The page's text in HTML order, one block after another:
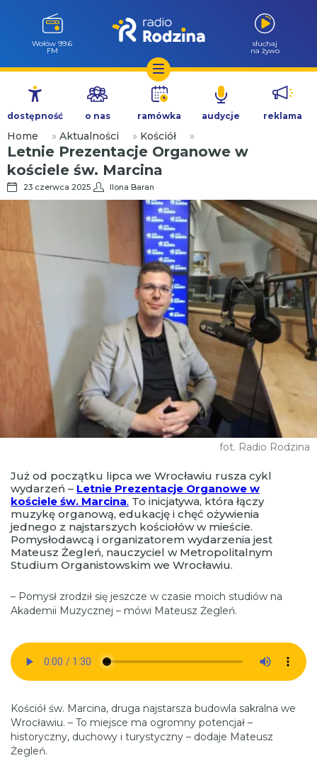
Przejdź
treści
Wołów 99.6
FM
słuchaj
na żywo
dostępność o nas ramówka audycje reklama
Home » Aktualności » Kościół »
Letnie Prezentacje Organowe w
kościele św. Marcina
23 czerwca 2025 Ilona Baran
fot. Radio Rodzina
Już od początku lipca we Wrocławiu rusza cykl
wydarzeń – Letnie Prezentacje Organowe w
kościele św. Marcina. To inicjatywa, która łączy
muzykę organową, edukację i chęć ożywienia
jednego z najstarszych kościołów w mieście.
Pomysłodawcą i organizatorem wydarzenia jest
Mateusz Żegleń, nauczyciel w Metropolitalnym
Studium Organistowskim we Wrocławiu.
– Pomysł zrodził się jeszcze w czasie moich studiów na
Akademii Muzycznej – mówi Mateusz Żegleń.
Kościół św. Marcina, druga najstarsza budowla sakralna we
Wrocławiu. – To miejsce ma ogromny potencjał –
historyczny, duchowy i turystyczny – dodaje Mateusz
Żegleń.